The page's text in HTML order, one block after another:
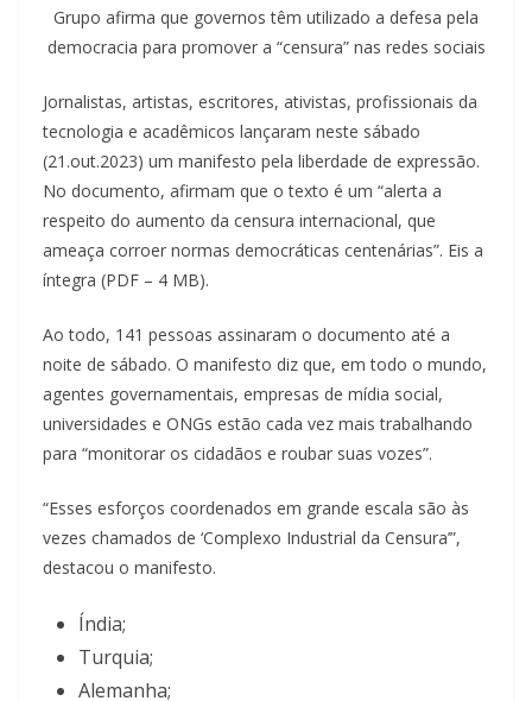
Grupo afirma que governos têm utilizado a defesa pela
democracia para promover a “censura” nas redes sociais
Jornalistas, artistas, escritores, ativistas, profissionais da
tecnologia e acadêmicos lançaram neste sábado
(21.out.2023) um manifesto pela liberdade de expressão.
No documento, afirmam que o texto é um “alerta a
respeito do aumento da censura internacional, que
ameaça corroer normas democráticas centenárias”. Eis a
íntegra (PDF – 4 MB).
Ao todo, 141 pessoas assinaram o documento até a
noite de sábado. O manifesto diz que, em todo o mundo,
agentes governamentais, empresas de mídia social,
universidades e ONGs estão cada vez mais trabalhando
para “monitorar os cidadãos e roubar suas vozes”.
“Esses esforços coordenados em grande escala são às
vezes chamados de ‘Complexo Industrial da Censura’”,
destacou o manifesto.
Índia;
Turquia;
Alemanha;